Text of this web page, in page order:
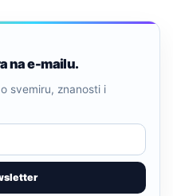
na e-mailu.
svemiru, znanosti i